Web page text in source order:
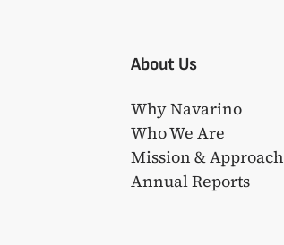
About Us
Why Navarino
Who We Are
Mission & Approach
Annual Reports